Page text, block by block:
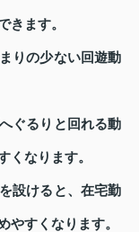
きます。
りの少ない回遊動
ぐるりと回れる動
くなります。
設けると、在宅勤
やすくなります。